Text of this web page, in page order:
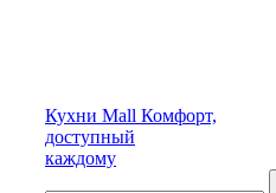
Кухни Mall Комфорт,
доступный
каждому